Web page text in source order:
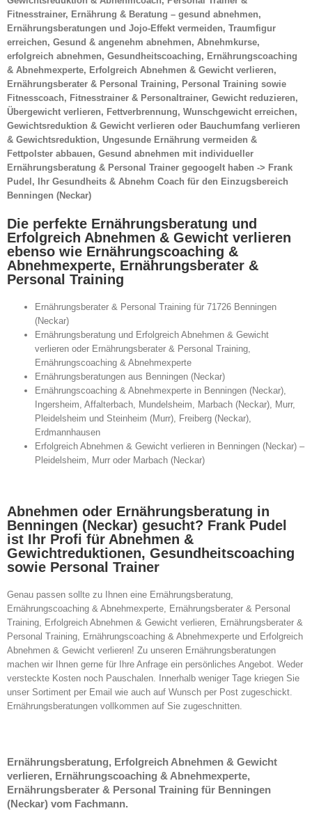
Fitnesstrainer, Ernährung & Beratung – gesund abnehmen,
Ernährungsberatungen und Jojo-Effekt vermeiden, Traumfigur
erreichen, Gesund & angenehm abnehmen, Abnehmkurse,
erfolgreich abnehmen, Gesundheitscoaching, Ernährungscoaching
& Abnehmexperte, Erfolgreich Abnehmen & Gewicht verlieren,
Ernährungsberater & Personal Training, Personal Training sowie
Fitnesscoach, Fitnesstrainer & Personaltrainer, Gewicht reduzieren,
Übergewicht verlieren, Fettverbrennung, Wunschgewicht erreichen,
Gewichtsreduktion & Gewicht verlieren oder Bauchumfang verlieren
& Gewichtsreduktion, Ungesunde Ernährung vermeiden &
Fettpolster abbauen, Gesund abnehmen mit individueller
Ernährungsberatung & Personal Trainer gegoogelt haben -> Frank
Pudel, Ihr Gesundheits & Abnehm Coach für den Einzugsbereich
Benningen (Neckar)
Die perfekte Ernährungsberatung und
Erfolgreich Abnehmen & Gewicht verlieren
ebenso wie Ernährungscoaching &
Abnehmexperte, Ernährungsberater &
Personal Training
Ernährungsberater & Personal Training für 71726 Benningen
(Neckar)
Ernährungsberatung und Erfolgreich Abnehmen & Gewicht
verlieren oder Ernährungsberater & Personal Training,
Ernährungscoaching & Abnehmexperte
Ernährungsberatungen aus Benningen (Neckar)
Ernährungscoaching & Abnehmexperte in Benningen (Neckar),
Ingersheim, Affalterbach, Mundelsheim, Marbach (Neckar), Murr,
Pleidelsheim und Steinheim (Murr), Freiberg (Neckar),
Erdmannhausen
Erfolgreich Abnehmen & Gewicht verlieren in Benningen (Neckar) –
Pleidelsheim, Murr oder Marbach (Neckar)
Abnehmen oder Ernährungsberatung in
Benningen (Neckar) gesucht? Frank Pudel
ist Ihr Profi für Abnehmen &
Gewichtreduktionen, Gesundheitscoaching
sowie Personal Trainer
Genau passen sollte zu Ihnen eine Ernährungsberatung,
Ernährungscoaching & Abnehmexperte, Ernährungsberater & Personal
Training, Erfolgreich Abnehmen & Gewicht verlieren, Ernährungsberater &
Personal Training, Ernährungscoaching & Abnehmexperte und Erfolgreich
Abnehmen & Gewicht verlieren! Zu unseren Ernährungsberatungen
machen wir Ihnen gerne für Ihre Anfrage ein persönliches Angebot. Weder
versteckte Kosten noch Pauschalen. Innerhalb weniger Tage kriegen Sie
unser Sortiment per Email wie auch auf Wunsch per Post zugeschickt.
Ernährungsberatungen vollkommen auf Sie zugeschnitten.
Ernährungsberatung, Erfolgreich Abnehmen & Gewicht
verlieren, Ernährungscoaching & Abnehmexperte,
Ernährungsberater & Personal Training für Benningen
(Neckar) vom Fachmann.